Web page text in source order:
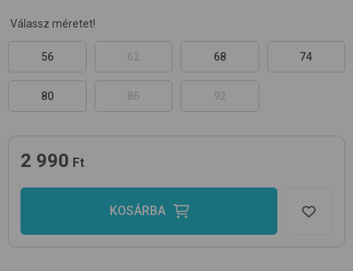
Válassz méretet!
56 62 68 74
80 86 92
2 990 Ft
KOSÁRBA